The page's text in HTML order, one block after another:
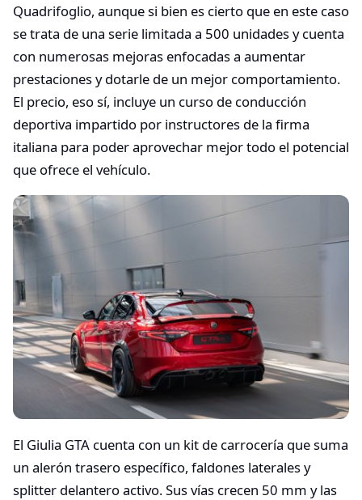
Quadrifoglio, aunque si bien es cierto que en este caso
se trata de una serie limitada a 500 unidades y cuenta
con numerosas mejoras enfocadas a aumentar
prestaciones y dotarle de un mejor comportamiento.
El precio, eso sí, incluye un curso de conducción
deportiva impartido por instructores de la firma
italiana para poder aprovechar mejor todo el potencial
que ofrece el vehículo.
El Giulia GTA cuenta con un kit de carrocería que suma
un alerón trasero específico, faldones laterales y
splitter delantero activo. Sus vías crecen 50 mm y las